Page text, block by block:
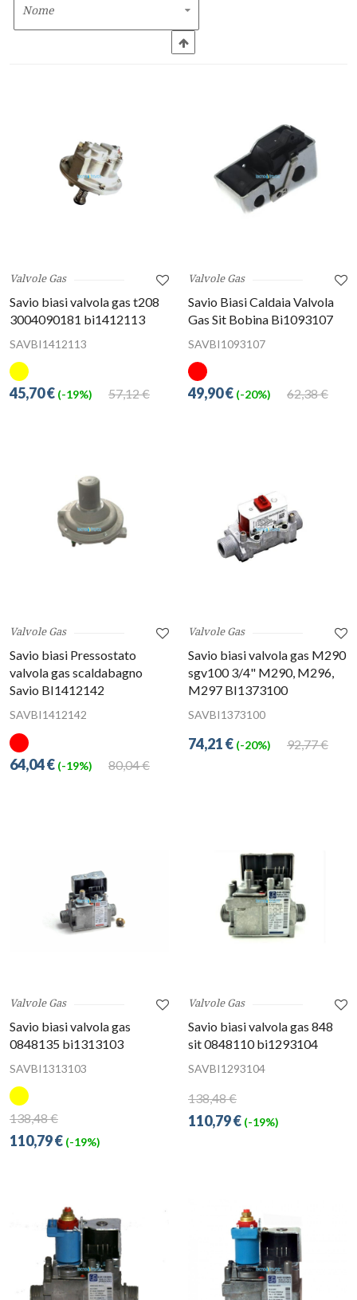
Valvole Gas
Savio biasi valvola gas t208
3004090181 bi1412113
SAVBI1412113
57,12 €
45,70 € (-19%)
Valvole Gas
Savio Biasi Caldaia Valvola
Gas Sit Bobina Bi1093107
SAVBI1093107
62,38 €
49,90 € (-20%)
Valvole Gas
Savio biasi Pressostato
valvola gas scaldabagno
Savio BI1412142
SAVBI1412142
80,04 €
64,04 € (-19%)
Valvole Gas
Savio biasi valvola gas M290
sgv100 3/4" M290, M296,
M297 BI1373100
SAVBI1373100
92,77 €
74,21 € (-20%)
Valvole Gas
Savio biasi valvola gas
0848135 bi1313103
SAVBI1313103
138,48 €
110,79 € (-19%)
Valvole Gas
Savio biasi valvola gas 848
sit 0848110 bi1293104
SAVBI1293104
138,48 €
110,79 € (-19%)